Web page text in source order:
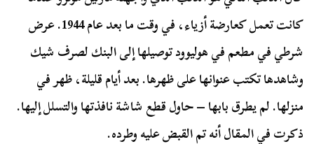
كانت تعمل كعارضة أزياء، في وقت ما بعد عام 1944. عرض
شرطي في مطعم في هوليوود توصيلها إلى البنك لصرف شيك
وشاهدها تكتب عنوانها على ظهرها. بعد أيام قليلة، ظهر في
منزلها. لم يطرق بابها – حاول قطع شاشة نافذتها والتسلل إليها.
ذكرت في المقال أنه تم القبض عليه وطرده.